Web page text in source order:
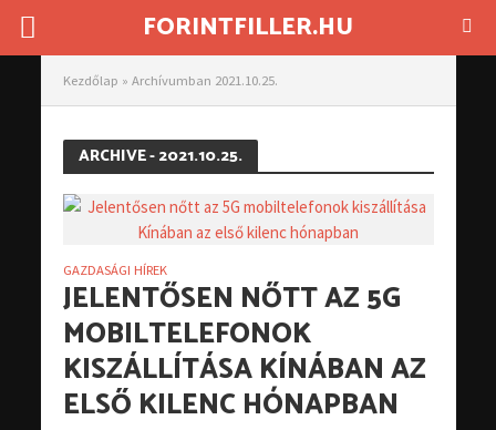
FORINTFILLER.HU
Kezdőlap » Archívumban 2021.10.25.
ARCHIVE - 2021.10.25.
GAZDASÁGI HÍREK
JELENTŐSEN NŐTT AZ 5G
MOBILTELEFONOK
KISZÁLLÍTÁSA KÍNÁBAN AZ
ELSŐ KILENC HÓNAPBAN